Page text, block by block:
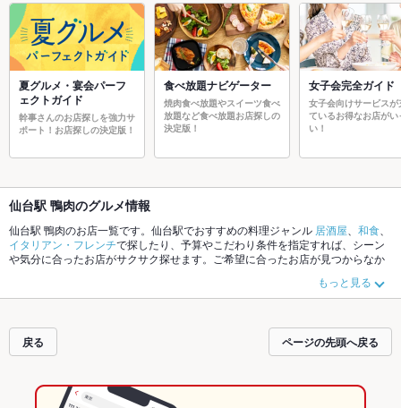
夏グルメ・宴会パーフ
ェクトガイド
幹事さんのお店探しを強力サ
ポート！お店探しの決定版！
食べ放題ナビゲーター
焼肉食べ放題やスイーツ食べ
放題など食べ放題お店探しの
決定版！
女子会完全ガイド
女子会向けサービスが
ているお得なお店がい
い！
仙台駅 鴨肉のグルメ情報
仙台駅 鴨肉のお店一覧です。仙台駅でおすすめの料理ジャンル 居酒屋 和食
イタリアン・フレンチで探したり、予算やこだわり条件を指定すれば、シーン
や気分に合ったお店がサクサク探せます。ご希望に合ったお店が見つからなか
ホットペッパーグルメなら、お得なクーポンはもちろん、こだわりメニュー か
らあげ、お茶漬け、塩辛や季節のおすすめ料理など、お店の最新情報をご紹介
です。友達どうしの飲み会にも、会社の宴会にも、デートやパーティーにもお
得に便利にホットペッパーグルメをご利用ください。
もっと見る
戻る ページの先頭へ戻る